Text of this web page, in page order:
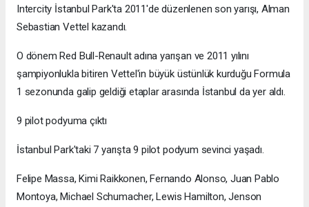
Intercity İstanbul Park'ta 2011'de düzenlenen son yarışı, Alman
Sebastian Vettel kazandı.
O dönem Red Bull-Renault adına yarışan ve 2011 yılını
şampiyonlukla bitiren Vettel'in büyük üstünlük kurduğu Formula
1 sezonunda galip geldiği etaplar arasında İstanbul da yer aldı.
9 pilot podyuma çıktı
İstanbul Park'taki 7 yarışta 9 pilot podyum sevinci yaşadı.
Felipe Massa, Kimi Raikkonen, Fernando Alonso, Juan Pablo
Montoya, Michael Schumacher, Lewis Hamilton, Jenson